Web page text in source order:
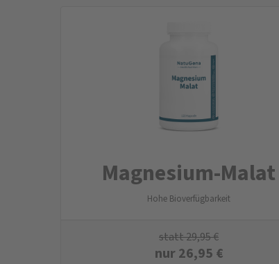
Magnesium-Malat
Hohe Bioverfügbarkeit
statt29,95€
nur26,95 €